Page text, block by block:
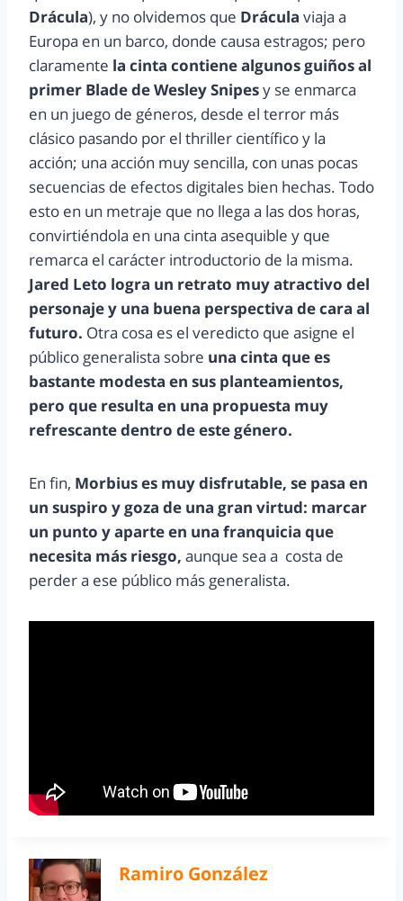
Drácula), y no olvidemos que Drácula viaja a
Europa en un barco, donde causa estragos; pero
claramente la cinta contiene algunos guiños al
primer Blade de Wesley Snipesy se enmarca
en un juego de géneros, desde el terror más
clásico pasando por el thriller científico y la
acción; una acción muy sencilla, con unas pocas
secuencias de efectos digitales bien hechas. Todo
esto en un metraje que no llega a las dos horas,
convirtiéndola en una cinta asequible y que
remarca el carácter introductorio de la misma.
Jared Leto logra un retrato muy atractivo del
personaje y una buena perspectiva de cara al
futuro. Otra cosa es el veredicto que asigne el
público generalista sobre una cinta que es
bastante modesta en sus planteamientos,
pero que resulta en una propuesta muy
refrescante dentro de este género.
En fin, Morbius es muy disfrutable, se pasa en
un suspiro y goza de una gran virtud: marcar
un punto y aparte en una franquicia que
necesita más riesgo, aunque sea a costa de
perder a ese público más generalista.
Ramiro González